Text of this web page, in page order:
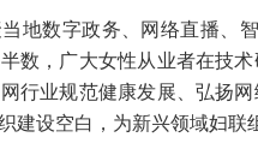
地数字政务、网络直播、
数，广大女性从业者在技
行业规范健康发展、弘扬
建设空白，为新兴领域妇联